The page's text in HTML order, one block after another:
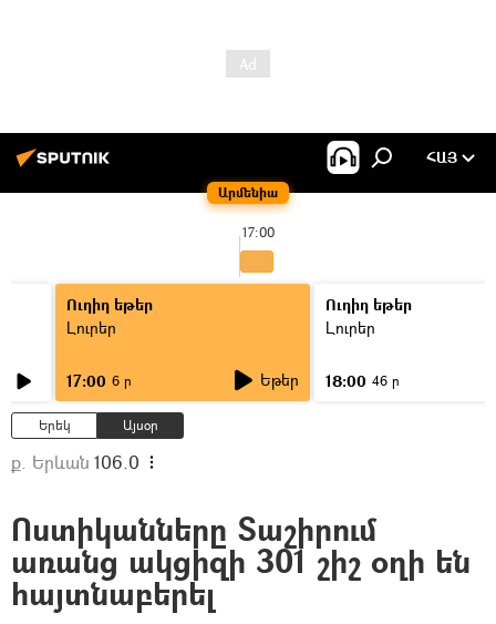
Արմենիա
ՀԱՅ
17:00
Ուղիղ եթեր
Լուրեր
17:00 6 ր Եթեր
Ուղիղ եթեր
Լուրեր
18:00 46 ր
Երեկ Այսօր
ք. Երևան 106.0
Ոստիկանները Տաշիրում
առանց ակցիզի 301 շիշ օղի են
հայտնաբերել